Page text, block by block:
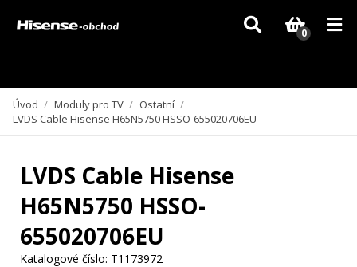
Vzhledem k aktuální situaci se může dodání dílů, které nejsou skladem,
zpozdit. Děkujeme za pochopení.
0
Úvod / Moduly pro TV / Ostatní /
LVDS Cable Hisense H65N5750 HSSO-655020706EU
LVDS Cable Hisense
H65N5750 HSSO-
655020706EU
Katalogové číslo: T1173972